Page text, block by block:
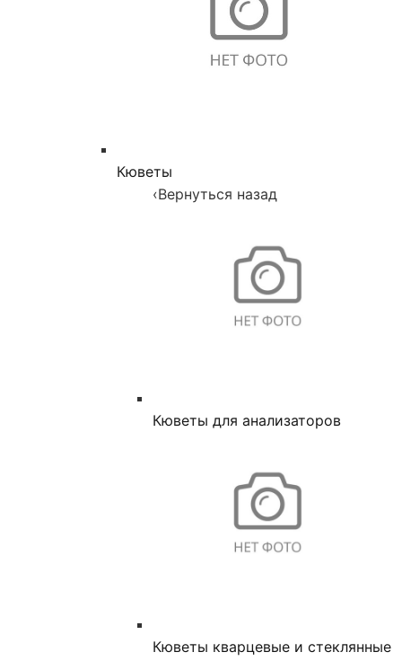
Кюветы
‹Вернуться назад
Кюветы для анализаторов
Кюветы кварцевые и стеклянные